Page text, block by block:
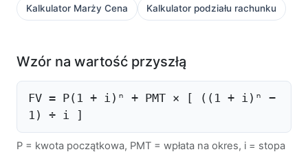
Kalkulator Marży Cena Kalkulator podziału rachunku
Wzór na wartość przyszłą
FV = P(1 + i)ⁿ + PMT × [ ((1 + i)ⁿ −
1) ÷ i ]
P = kwota początkowa, PMT = wpłata na okres, i = stopa